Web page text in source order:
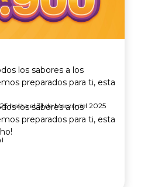
los sabores a los
preparados para ti, esta
los sabores a los
preparados para ti, esta
hasta el 31 de Marzo del 2025